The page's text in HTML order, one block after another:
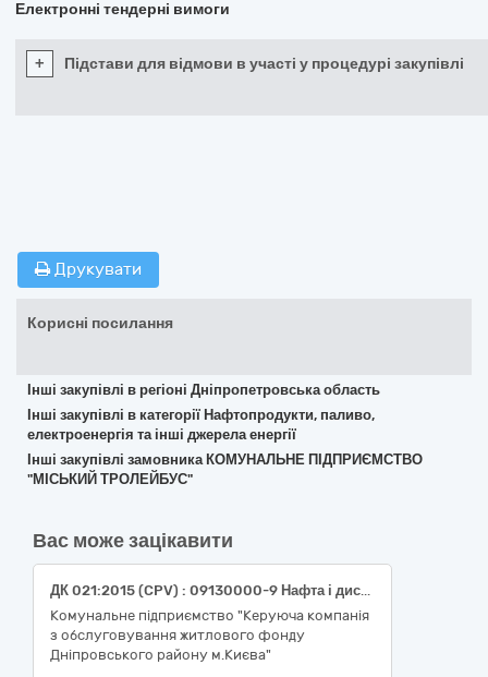
Електронні тендерні вимоги
+ Підстави для відмови в участі у процедурі закупівлі
Друкувати
Корисні посилання
Інші закупівлі в регіоні Дніпропетровська область
Інші закупівлі в категорії Нафтопродукти, паливо,
електроенергія та інші джерела енергії
Інші закупівлі замовника КОМУНАЛЬНЕ ПІДПРИЄМСТВО
"МІСЬКИЙ ТРОЛЕЙБУС"
Вас може зацікавити
ДК 021:2015 (CPV) : 09130000-9 Нафта і дистиляти (дизельне паливо)
Комунальне підприємство "Керуюча компанія
з обслуговування житлового фонду
Дніпровського району м.Києва"